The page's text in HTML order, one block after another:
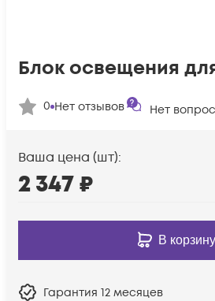
Блок освещения
0 Нет отзывов Нет
Ваша цена (шт):
2 347₽
В корзину
Гарантия 12 месяцев